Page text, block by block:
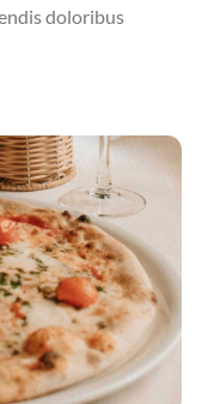
doloribus